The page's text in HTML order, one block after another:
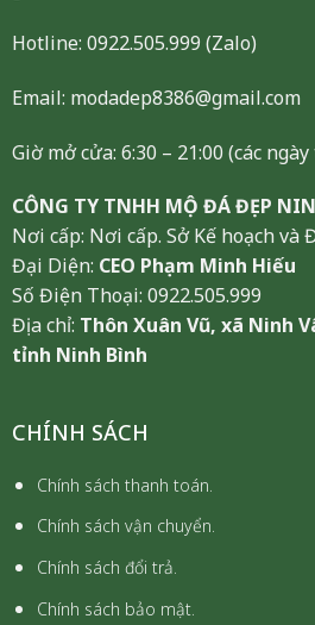
Hotline: 0922.505.999 (Zalo)
Email: modadep8386@gmail.com
Giờ mở cửa: 6:30 – 21:00 (các
CÔNG TY TNHH MỘ ĐÁ ĐẸP
Nơi cấp: Nơi cấp. Sở Kế hoạch
Đại Diện: CEO Phạm Minh Hiếu
Số Điện Thoại: 0922.505.999
Địa chỉ: Thôn Xuân Vũ, xã Ninh
tỉnh Ninh Bình
CHÍNH SÁCH
Chính sách thanh toán.
Chính sách vận chuyển.
Chính sách đổi trả.
Chính sách bảo mật.